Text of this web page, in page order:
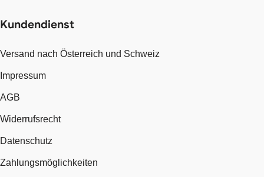
Kundendienst
Versand nach Österreich und Schweiz
Impressum
AGB
Widerrufsrecht
Datenschutz
Zahlungsmöglichkeiten